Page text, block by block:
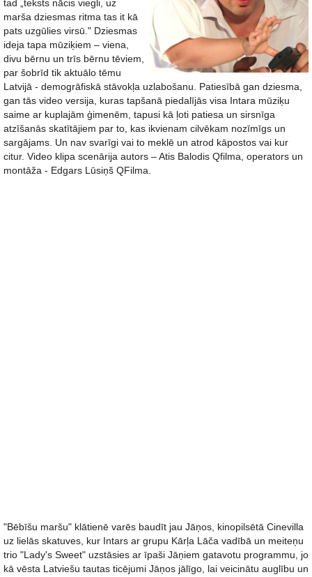
tad „teksts nācis viegli, uz
marša dziesmas ritma tas it kā
pats uzgūlies virsū." Dziesmas
ideja tapa mūziķiem – viena,
divu bērnu un trīs bērnu tēviem,
par šobrīd tik aktuālo tēmu
Latvijā - demogrāfiskā stāvokļa uzlabošanu. Patiesībā gan dziesma,
gan tās video versija, kuras tapšanā piedalījās visa Intara mūziķu
saime ar kuplajām ģimenēm, tapusi kā ļoti patiesa un sirsnīga
atzīšanās skatītājiem par to, kas ikvienam cilvēkam nozīmīgs un
sargājams. Un nav svarīgi vai to meklē un atrod kāpostos vai kur
citur. Video klipa scenārija autors – Atis Balodis Qfilma, operators un
montāža - Edgars Lūsiņš QFilma.
"Bēbīšu maršu" klātienē varēs baudīt jau Jāņos, kinopilsētā Cinevilla
uz lielās skatuves, kur Intars ar grupu Kārļa Lāča vadībā un meiteņu
trio "Lady's Sweet" uzstāsies ar īpaši Jāņiem gatavotu programmu, jo
kā vēsta Latviešu tautas ticējumi Jāņos jālīgo, lai veicinātu auglību un